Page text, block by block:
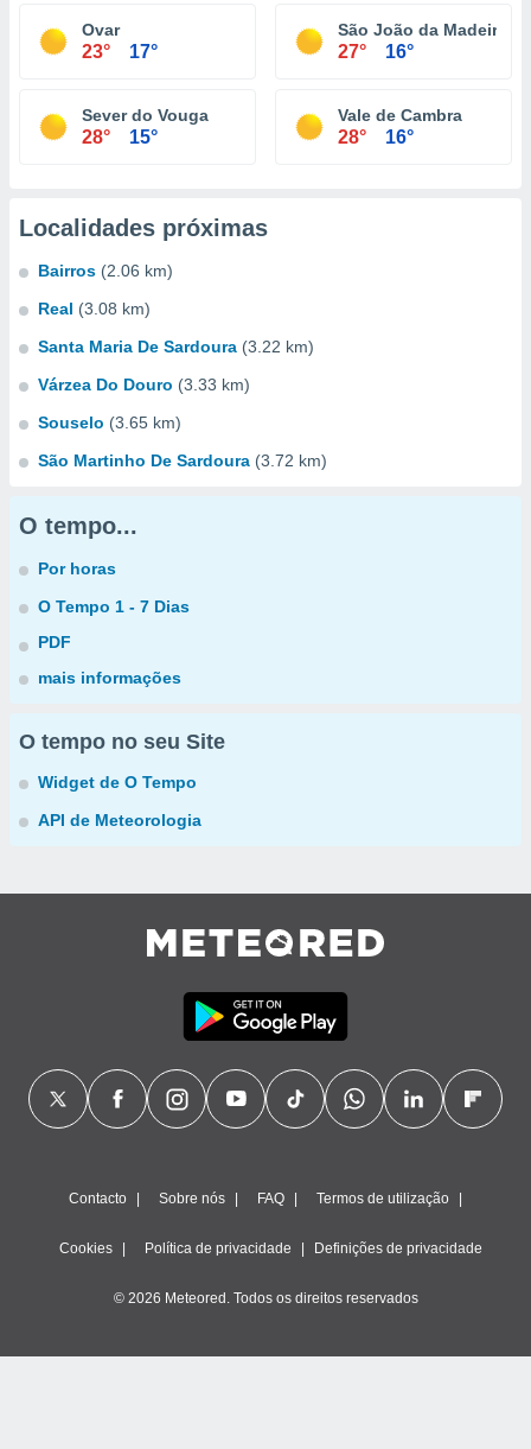
Ovar
23° 17°
São João da Madeira
27° 16°
Sever do Vouga
28° 15°
Vale de Cambra
28° 16°
Localidades próximas
Bairros (2.06 km)
Real (3.08 km)
Santa Maria De Sardoura (3.22 km)
Várzea Do Douro (3.33 km)
Souselo (3.65 km)
São Martinho De Sardoura (3.72 km)
O tempo...
Por horas
O Tempo 1 - 7 Dias
PDF
mais informações
O tempo no seu Site
Widget de O Tempo
API de Meteorologia
Contacto Sobre nós FAQ Termos de utilização
Cookies Política de privacidade Definições de privacidade
© 2026 Meteored. Todos os direitos reservados